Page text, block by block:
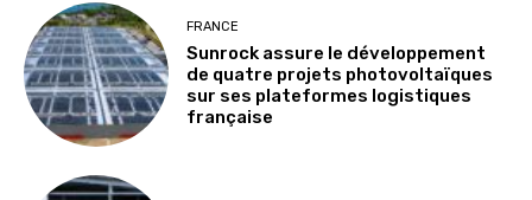
FRANCE
Sunrock assure le développement
de quatre projets photovoltaïques
sur ses plateformes logistiques
française